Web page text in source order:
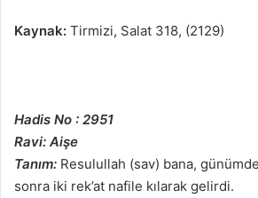
Kaynak: Tirmizi, Salat 318, (2129)
Hadis No : 2951
Ravi: Aişe
Tanım: Resulullah (sav) bana,
sonra iki rek’at nafile kılarak gelirdi.